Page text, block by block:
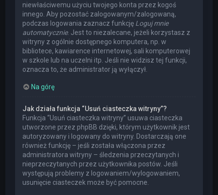
niewłaściwemu użyciu twojego konta przez kogoś
innego. Aby pozostać zalogowanym/zalogowaną,
podczas logowania zaznacz funkcję Loguj mnie
automatycznie. Jest to niezalecane, jeżeli korzystasz z
witryny z ogólnie dostępnego komputera, np. w
bibliotece, kawiarence internetowej, sali komputerowej
w szkole lub na uczelni itp. Jeśli nie widzisz tej funkcji,
oznacza to, że administrator ją wyłączył.
Na górę
Jak działa funkcja “Usuń ciasteczka witryny”?
Funkcja “Usuń ciasteczka witryny” usuwa ciasteczka
utworzone przez phpBB dzięki, którym użytkownik jest
autoryzowany i logowany do witryny. Dostarczają one
również funkcję – jeśli została włączona przez
administratora witryny – śledzenia przeczytanych i
nieprzeczytanych przez użytkownika postów. Jeśli
występują problemy z logowaniem/wylogowaniem,
usunięcie ciasteczek może być pomocne.